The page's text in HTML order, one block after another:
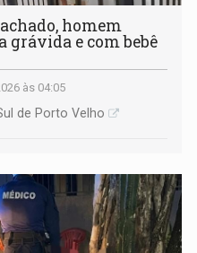
homem
grávida e com bebê
às 04:05
de Porto Velho